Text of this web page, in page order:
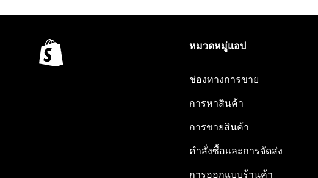
หมวดหมู่แอป
ช่องทางการขาย
การหาสินค้า
การขายสินค้า
คำสั่งซื้อและการจัดส่ง
การออกแบบร้านค้า